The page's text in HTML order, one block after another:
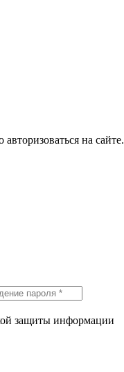
на сайте.
защиты информации